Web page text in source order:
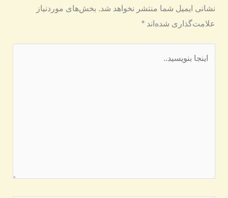
نشانی ایمیل شما منتشر نخواهد شد. بخش‌های موردنیاز
علامت‌گذاری شده‌اند*